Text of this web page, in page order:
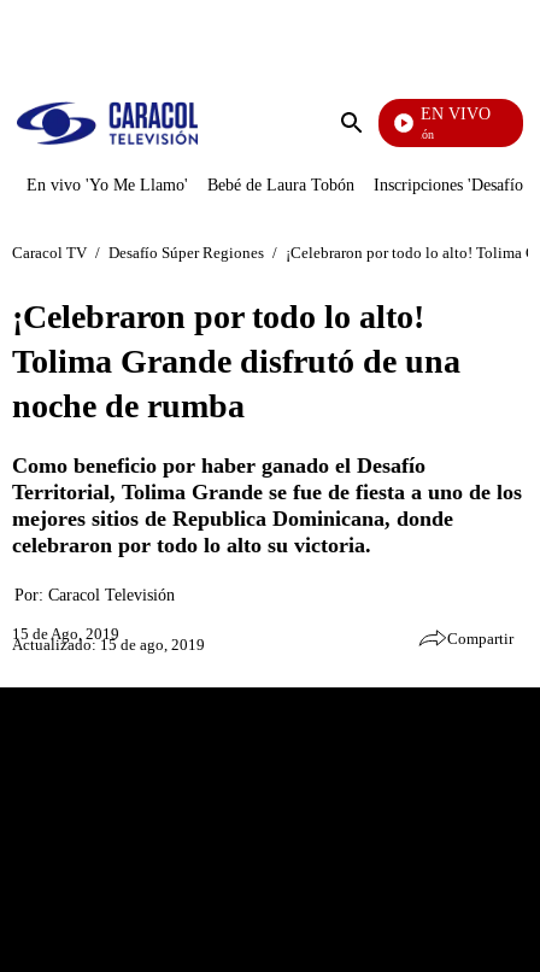
Enviar
EN VIVO
Pura Diversión
En vivo 'Yo Me Llamo' Bebé de Laura Tobón Inscripciones 'Desafío'
Caracol TV / Desafío Súper Regiones / ¡Celebraron por todo lo alto! Tolima
¡Celebraron por todo lo alto!
Tolima Grande disfrutó de una
noche de rumba
Como beneficio por haber ganado el Desafío
Territorial, Tolima Grande se fue de fiesta a uno de los
mejores sitios de Republica Dominicana, donde
celebraron por todo lo alto su victoria.
Por: Caracol Televisión
15 de Ago, 2019
Actualizado: 15 de ago, 2019 Compartir